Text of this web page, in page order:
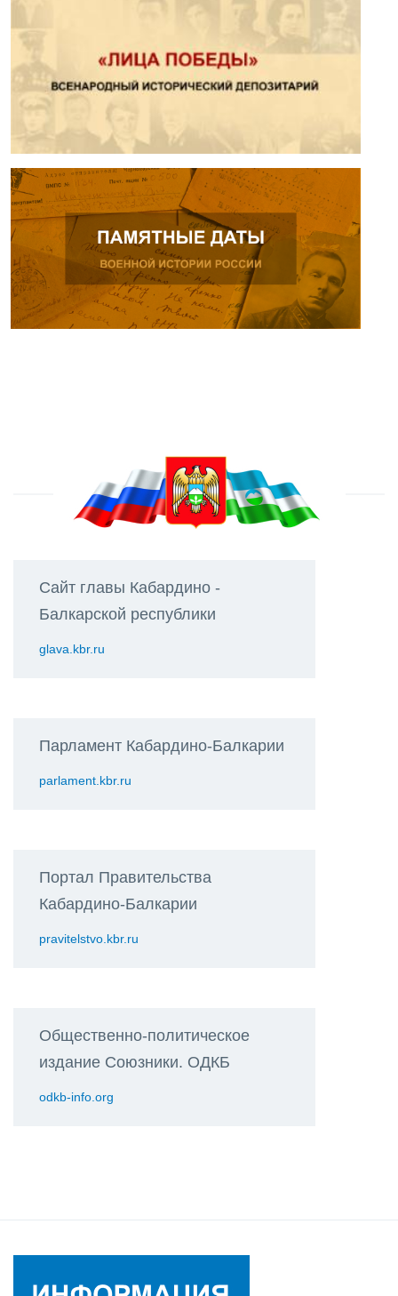
Сайт главы Кабардино -
Балкарской республики
glava.kbr.ru
Парламент Кабардино-Балкарии
parlament.kbr.ru
Портал Правительства
Кабардино-Балкарии
pravitelstvo.kbr.ru
Общественно-политическое
издание Союзники. ОДКБ
odkb-info.org